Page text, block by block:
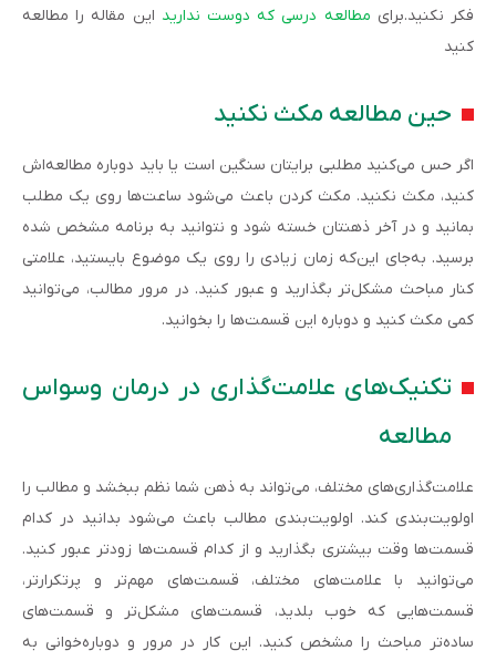
فکر نکنید.برای مطالعه درسی که دوست ندارید این مقاله را مطالعه
کنید
حین مطالعه مکث نکنید
اگر حس می‌کنید مطلبی برایتان سنگین است یا باید دوباره مطالعه‌اش
کنید، مکث نکنید. مکث کردن باعث می‌شود ساعت‌ها روی یک مطلب
بمانید و در آخر ذهنتان خسته شود و نتوانید به برنامه مشخص شده
برسید. به‌جای این‌که زمان زیادی را روی یک موضوع بایستید، علامتی
کنار مباحث مشکل‌تر بگذارید و عبور کنید. در مرور مطالب، می‌توانید
کمی مکث کنید و دوباره این قسمت‌ها را بخوانید.
تکنیک‌های علامت‌گذاری در درمان وسواس
مطالعه
علامت‌گذاری‌های مختلف، می‌تواند به ذهن شما نظم ببخشد و مطالب را
اولویت‌بندی کند. اولویت‌بندی مطالب باعث می‌شود بدانید در کدام
قسمت‌ها وقت بیشتری بگذارید و از کدام قسمت‌ها زودتر عبور کنید.
می‌توانید با علامت‌های مختلف، قسمت‌های مهم‌تر و پرتکرارتر،
قسمت‌هایی که خوب بلدید، قسمت‌های مشکل‌تر و قسمت‌های
ساده‌تر مباحث را مشخص کنید. این کار در مرور و دوباره‌خوانی به